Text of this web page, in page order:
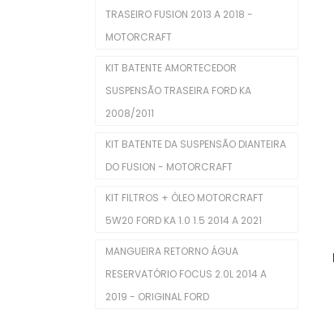
Injetores
Juntas De Cabecote
Juntas Tampa De Válvula
Kit De Distribuição
Kits Completos
Kits De Filtros
Mangueira Intercooler
Mangueiras De Admissão
Polia De Virabrequim
TRASEIRO FUSION 2013 A 2018 -
MOTORCRAFT
KIT BATENTE AMORTECEDOR
SUSPENSÃO TRASEIRA FORD KA
2008/2011
KIT BATENTE DA SUSPENSÃO DIANTEIRA
DO FUSION - MOTORCRAFT
KIT FILTROS + ÓLEO MOTORCRAFT
5W20 FORD KA 1.0 1.5 2014 A 2021
MANGUEIRA RETORNO ÁGUA
RESERVATÓRIO FOCUS 2.0L 2014 A
2019 - ORIGINAL FORD